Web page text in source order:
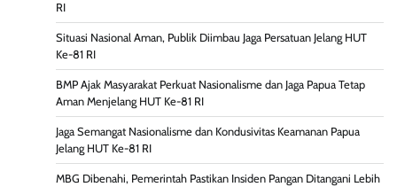
RI
Situasi Nasional Aman, Publik Diimbau Jaga Persatuan Jelang HUT
Ke-81 RI
BMP Ajak Masyarakat Perkuat Nasionalisme dan Jaga Papua Tetap
Aman Menjelang HUT Ke-81 RI
Jaga Semangat Nasionalisme dan Kondusivitas Keamanan Papua
Jelang HUT Ke-81 RI
MBG Dibenahi, Pemerintah Pastikan Insiden Pangan Ditangani Lebih